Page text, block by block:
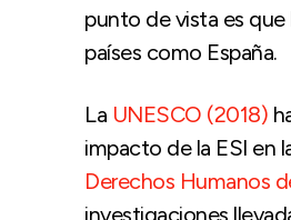
punto de vista es que
países como España.
La UNESCO (2018)
impacto de la ESI en
Derechos Humanos
investigaciones